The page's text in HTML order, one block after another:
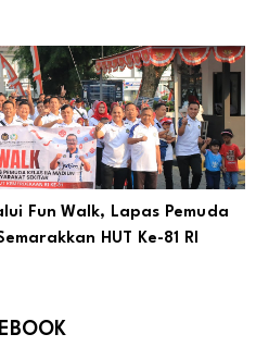
Fun Walk, Lapas Pemuda
HUT Ke-81 RI